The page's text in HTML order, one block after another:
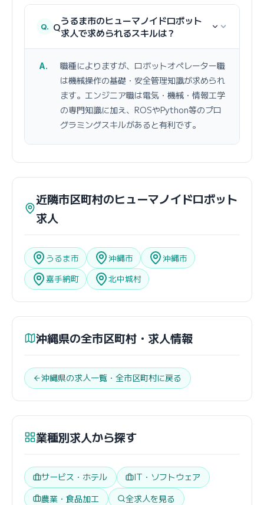
Qうるま市のヒューマノイドロボット
求人で求められるスキルは？
職種によりますが、ロボットオペレーター職
は機械操作の基礎・安全管理知識が求められ
ます。エンジニア職は電気・機械・情報工学
の専門知識に加え、ROSやPython等のプロ
グラミングスキルがあると有利です。
近隣市区町村のヒューマノイドロボット
求人
うるま市 沖縄市
沖縄市
嘉手納町
北中城村
沖縄県の全市区町村・求人情報
沖縄県の求人一覧・全市区町村に戻る
業種別求人から探す
サービス・ホテル
IT・ソフトウェア
農業・食品加工
全求人を見る